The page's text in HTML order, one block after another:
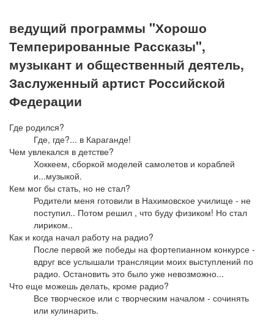
ведущий программы "Хорошо
Темперированные Рассказы",
музыкант и общественный деятель,
Заслуженный артист Российской
Федерации
Где родился?
Где, где?... в Караганде!
Чем увлекался в детстве?
Хоккеем, сборкой моделей самолетов и кораблей
и...музыкой.
Кем мог бы стать, но не стал?
Родители меня готовили в Нахимовское училище - не
поступил.. Потом решил , что буду физиком! Но стал
лириком..
Как и когда начал работу на радио?
После первой же победы на фортепианном конкурсе -
вдруг все услышали трансляции моих выступлений по
радио. Остановить это было уже невозможно...
Что еще можешь делать, кроме радио?
Все творческое или с творческим началом - сочинять
или кулинарить.